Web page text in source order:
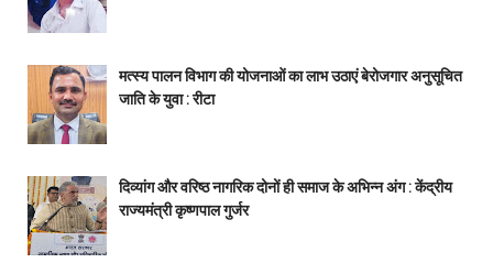
मत्स्य पालन विभाग की योजनाओं का लाभ उठाएं बेरोजगार अनुसूचित
जाति के युवा : रीटा
दिव्यांग और वरिष्ठ नागरिक दोनों ही समाज के अभिन्न अंग : केंद्रीय
राज्यमंत्री कृष्णपाल गुर्जर